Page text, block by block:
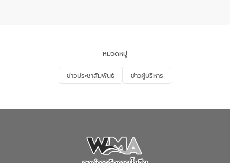
จัดการน้ำเสียและสร้างจิตสำนึกในการ
อนุรักษ์สิ่งแวดล้อม ในหัวข้อ “น้ำเสียชุมชน
และการบำบัดน้ำเสียเบื้องต้น” โดยให้ความรู้
เกี่ยวกับสาเหตุและผลกระทบของน้ำเสีย
ณ เทศบาลตำบลบางเลน จังหวัดนครปฐม
หมวดหมู่
ข่าวประชาสัมพันธ์ ข่าวผู้บริหาร